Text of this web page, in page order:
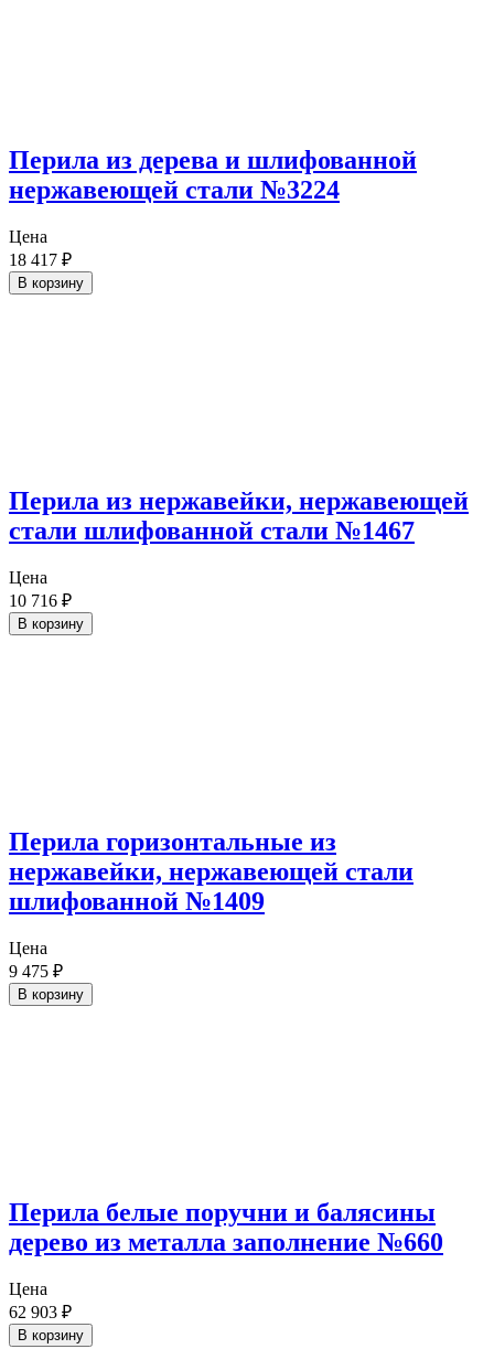
Перила из дерева и шлифованной
нержавеющей стали №3224
Цена
18 417 ₽
В корзину
Перила из нержавейки, нержавеющей
стали шлифованной стали №1467
Цена
10 716 ₽
В корзину
Перила горизонтальные из
нержавейки, нержавеющей стали
шлифованной №1409
Цена
9 475 ₽
В корзину
Перила белые поручни и балясины
дерево из металла заполнение №660
Цена
62 903 ₽
В корзину